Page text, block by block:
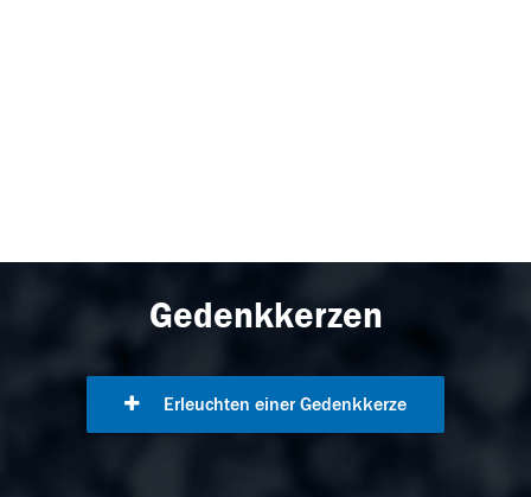
Gedenkkerzen
Erleuchten einer Gedenkkerze